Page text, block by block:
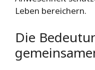
Leben bereichern.
Die